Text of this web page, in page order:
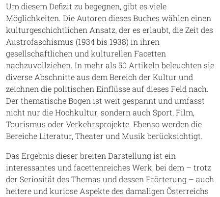
Um diesem Defizit zu begegnen, gibt es viele
Möglichkeiten. Die Autoren dieses Buches wählen einen
kulturgeschichtlichen Ansatz, der es erlaubt, die Zeit des
Austrofaschismus (1934 bis 1938) in ihren
gesellschaftlichen und kulturellen Facetten
nachzuvollziehen. In mehr als 50 Artikeln beleuchten sie
diverse Abschnitte aus dem Bereich der Kultur und
zeichnen die politischen Einflüsse auf dieses Feld nach.
Der thematische Bogen ist weit gespannt und umfasst
nicht nur die Hochkultur, sondern auch Sport, Film,
Tourismus oder Verkehrsprojekte. Ebenso werden die
Bereiche Literatur, Theater und Musik berücksichtigt.
Das Ergebnis dieser breiten Darstellung ist ein
interessantes und facettenreiches Werk, bei dem – trotz
der Seriosität des Themas und dessen Erörterung – auch
heitere und kuriose Aspekte des damaligen Österreichs